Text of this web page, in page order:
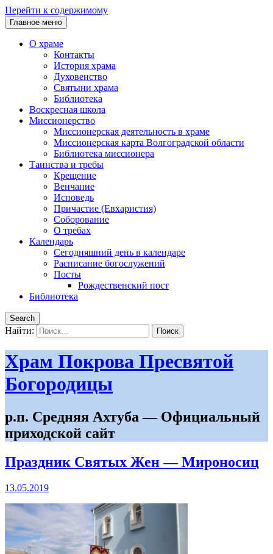
Перейти к содержимому
Главное меню
О храме
Контакты
История храма
Духовенство
Святыни храма
Библиотека
Воскресная школа
Миссионерство
Миссионерская деятельность в храме
Миссионерская карта Волгоградской области
Библиотека миссионера
Таинства и требы
Крещение
Венчание
Исповедь
Причастие (Евхаристия)
Соборование
О требах
Календарь
Сегодняшний день в календаре
Расписание богослужений
Посты
Рождественский пост
Библиотека
Search
Найти:
Храм Покрова Пресвятой
Богородицы
р.п. Средняя Ахтуба — Официальный
приходской сайт
Праздник Святых Жен — Мироносиц
13.05.2019